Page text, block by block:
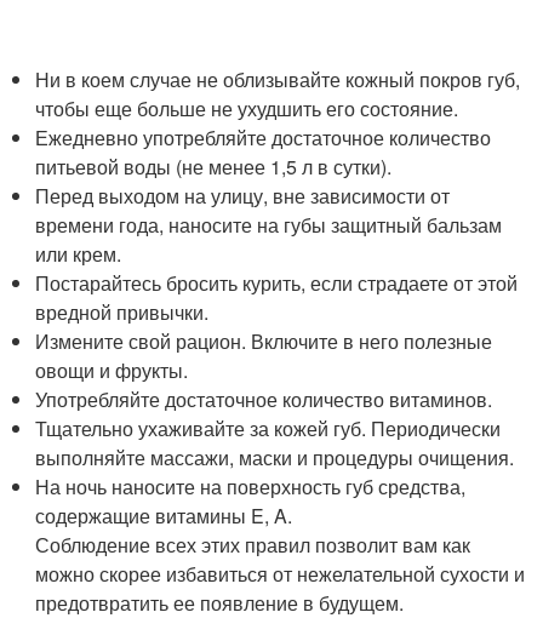
Ни в коем случае не облизывайте кожный покров губ,
чтобы еще больше не ухудшить его состояние.
Ежедневно употребляйте достаточное количество
питьевой воды (не менее 1,5 л в сутки).
Перед выходом на улицу, вне зависимости от
времени года, наносите на губы защитный бальзам
или крем.
Постарайтесь бросить курить, если страдаете от этой
вредной привычки.
Измените свой рацион. Включите в него полезные
овощи и фрукты.
Употребляйте достаточное количество витаминов.
Тщательно ухаживайте за кожей губ. Периодически
выполняйте массажи, маски и процедуры очищения.
На ночь наносите на поверхность губ средства,
содержащие витамины E, A.
Соблюдение всех этих правил позволит вам как
можно скорее избавиться от нежелательной сухости и
предотвратить ее появление в будущем.